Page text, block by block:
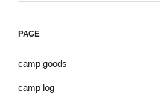
PAGE
camp goods
camp log